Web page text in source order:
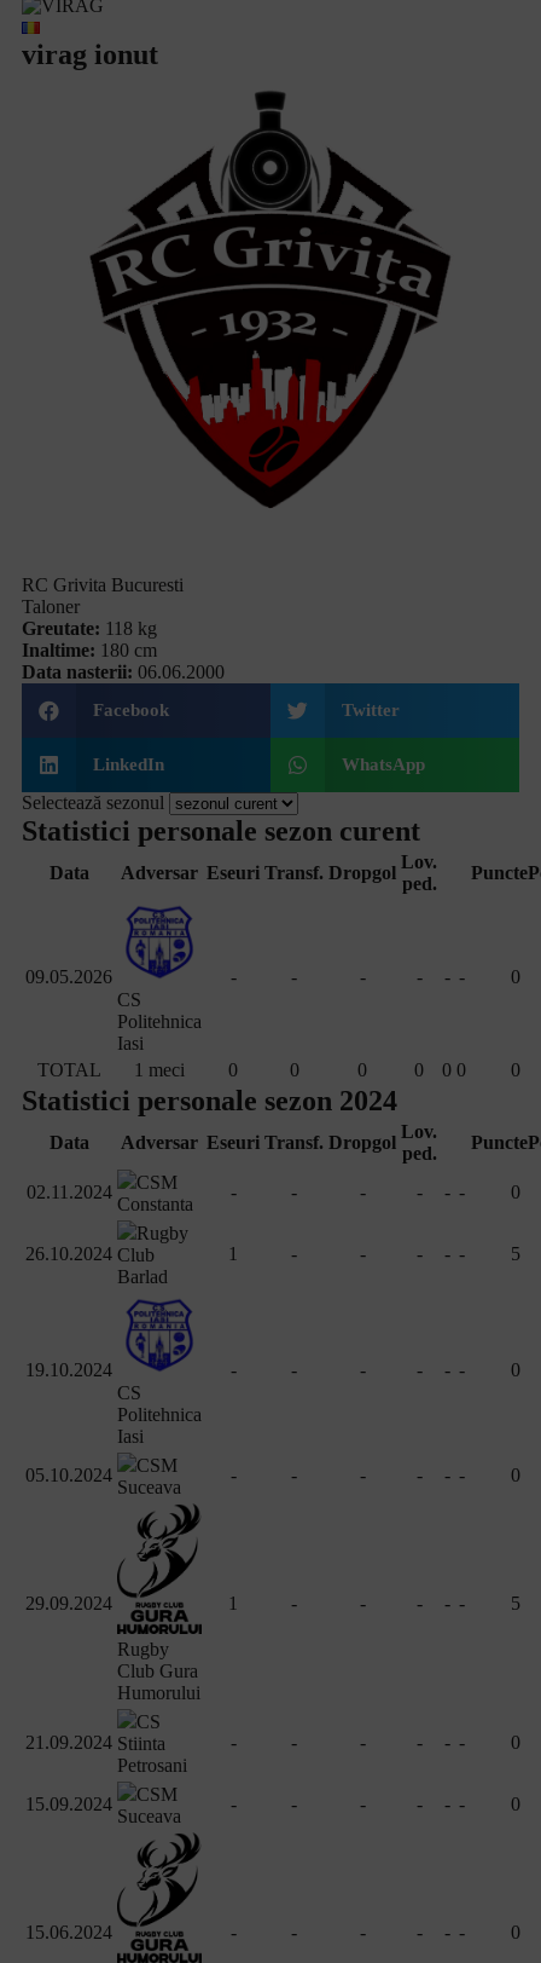
virag ionut
RC Grivita Bucuresti
Taloner
Greutate: 118 kg
Inaltime: 180 cm
Data nasterii: 06.06.2000
Facebook Twitter
LinkedIn WhatsApp
Selectează sezonul
Statistici personale sezon curent
Data Adversar Eseuri Transf. Dropgol
Lov.
ped.
Puncte
09.05.2026
CS
Politehnica
Iasi
- - - - - - 0
TOTAL 1 meci 0 0 0 0 0 0 0
Statistici personale sezon 2024
Data Adversar Eseuri Transf. Dropgol
Lov.
ped.
Puncte
02.11.2024
CSM
Constanta
- - - - - - 0
26.10.2024
Rugby
Club
Barlad
1 - - - - - 5
19.10.2024
CS
Politehnica
Iasi
- - - - - - 0
05.10.2024
CSM
Suceava
- - - - - - 0
29.09.2024
Rugby
Club Gura
Humorului
1 - - - - - 5
21.09.2024
CS
Stiinta
Petrosani
- - - - - - 0
15.09.2024
CSM
Suceava
- - - - - - 0
15.06.2024 - - - - - - 0